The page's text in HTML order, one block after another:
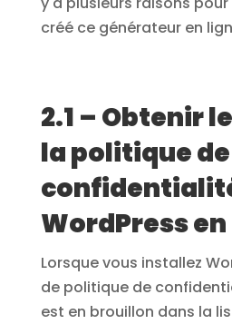
créé ce générateur en
2.1 – Obtenir
la politique de
WordPress
Lorsque vous installez
de politique de
est en brouillon dans la